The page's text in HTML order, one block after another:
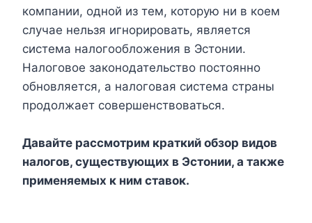
компании, одной из тем, которую ни в коем
случае нельзя игнорировать, является
система налогообложения в Эстонии.
Налоговое законодательство постоянно
обновляется, а налоговая система страны
продолжает совершенствоваться.
Давайте рассмотрим краткий обзор видов
налогов, существующих в Эстонии, а также
применяемых к ним ставок.